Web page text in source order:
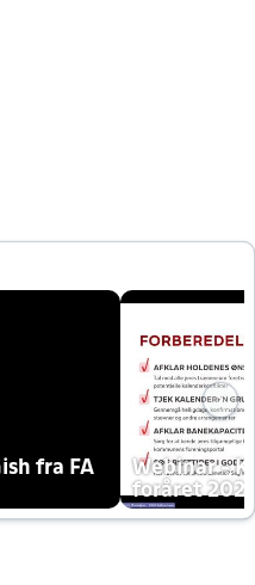
fra FA
Webinar -
foråret